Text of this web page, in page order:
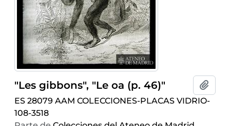
"Les gibbons", "Le oa (p. 46)"
ES 28079 AAM COLECCIONES-PLACAS VIDRIO-
108-3518